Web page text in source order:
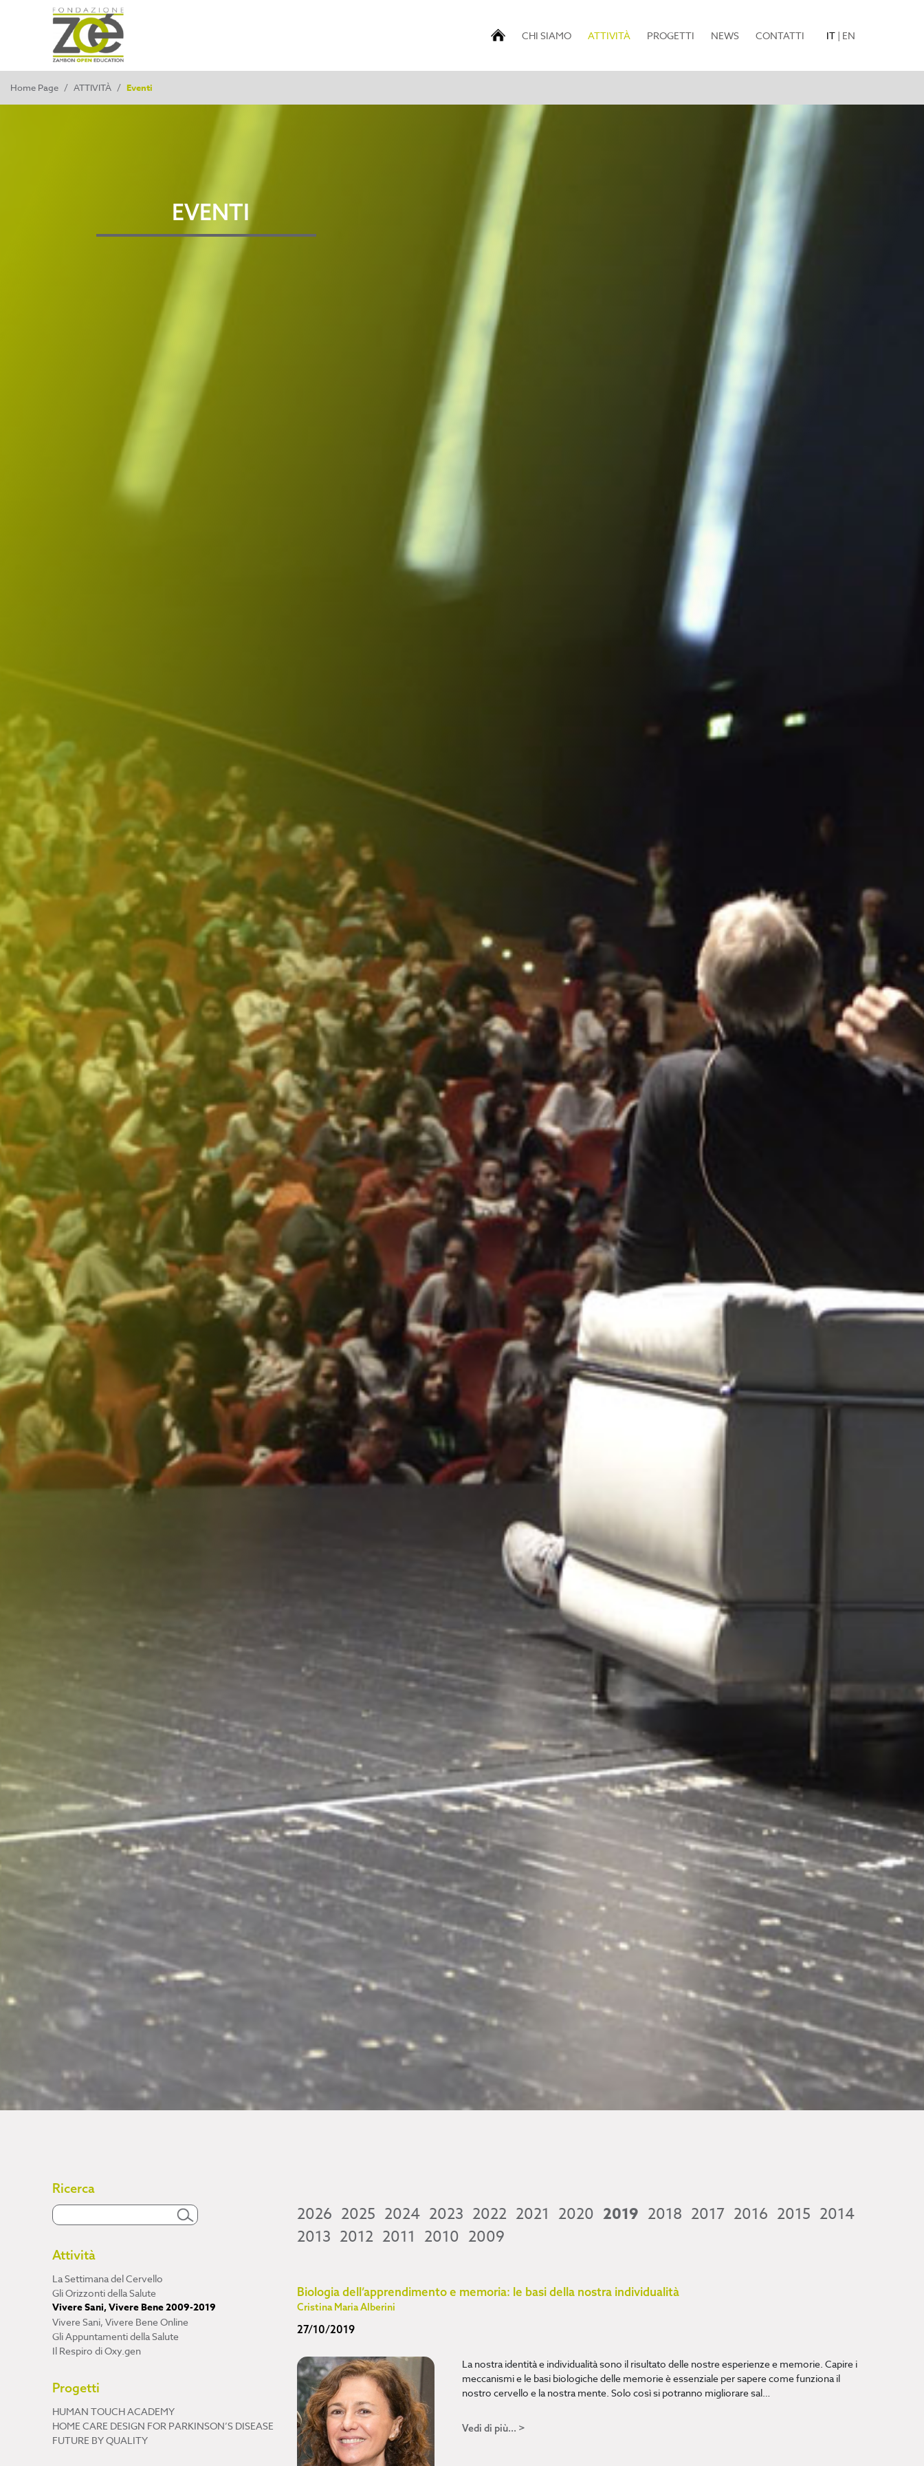
CHI SIAMO ATTIVITÀ(current)PROGETTI NEWS CONTATTI IT | EN
Home Page / ATTIVITÀ / Eventi
EVENTI
Ricerca
Attività
La Settimana del Cervello
Gli Orizzonti della Salute
Vivere Sani, Vivere Bene 2009-2019
Vivere Sani, Vivere Bene Online
Gli Appuntamenti della Salute
Il Respiro di Oxy.gen
Progetti
HUMAN TOUCH ACADEMY
HOME CARE DESIGN FOR PARKINSON’S DISEASE
FUTURE BY QUALITY
2026 2025 2024 2023 2022 2021 2020 2019 2018 2017 2016 2015 2014
2013 2012 2011 2010 2009
Biologia dell’apprendimento e memoria: le basi della nostra individualità
Cristina Maria Alberini
27/10/2019
La nostra identità e individualità sono il risultato delle nostre esperienze e memorie. Capire i
meccanismi e le basi biologiche delle memorie è essenziale per sapere come funziona il
nostro cervello e la nostra mente. Solo così si potranno migliorare sal…
Vedi di più... >